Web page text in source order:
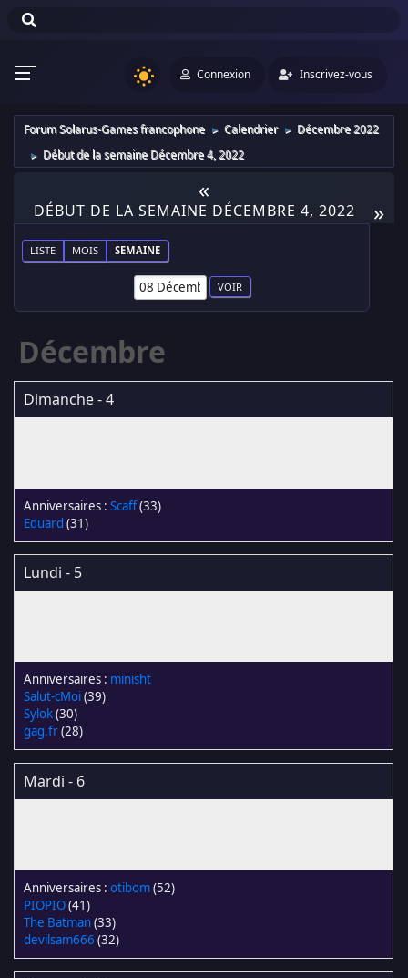
Connexion Inscrivez-vous
Forum Solarus-Games francophone ► Calendrier ► Décembre 2022
► Début de la semaine Décembre 4, 2022
«
»
DÉBUT DE LA SEMAINE DÉCEMBRE 4, 2022
LISTE MOIS SEMAINE
Décembre
Dimanche - 4
Scaff(33)
Eduard (31)
Lundi - 5
minisht
Salut-cMoi(39)
Sylok(30)
gag.fr(28)
Mardi - 6
otibom(52)
PIOPIO(41)
The Batman(33)
devilsam666 (32)